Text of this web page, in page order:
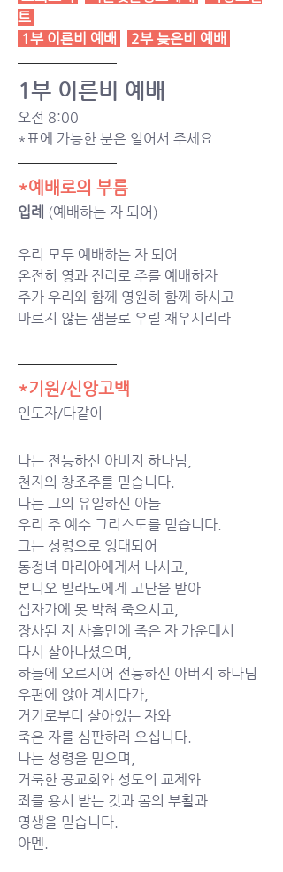
트
1부 이른비 예배
2부 늦은비 예배
1부 이른비 예배
오전 8:00
*표에 가능한 분은 일어서 주세요
*예배로의 부름
입례 (예배하는 자 되어)
우리 모두 예배하는 자 되어
온전히 영과 진리로 주를 예배하자
주가 우리와 함께 영원히 함께 하시고
마르지 않는 샘물로 우릴 채우시리라
*기원/신앙고백
인도자/다같이
나는 전능하신 아버지 하나님,
천지의 창조주를 믿습니다.
나는 그의 유일하신 아들
우리 주 예수 그리스도를 믿습니다.
그는 성령으로 잉태되어
동정녀 마리아에게서 나시고,
본디오 빌라도에게 고난을 받아
십자가에 못 박혀 죽으시고,
장사된 지 사흘만에 죽은 자 가운데서
다시 살아나셨으며,
하늘에 오르시어 전능하신 아버지 하나님
우편에 앉아 계시다가,
거기로부터 살아있는 자와
죽은 자를 심판하러 오십니다.
나는 성령을 믿으며,
거룩한 공교회와 성도의 교제와
죄를 용서 받는 것과 몸의 부활과
영생을 믿습니다.
아멘.